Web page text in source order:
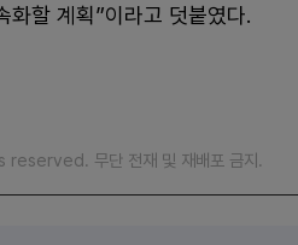
화할 계획”이라고 덧붙였다.
무단 전재 및 재배포 금지.